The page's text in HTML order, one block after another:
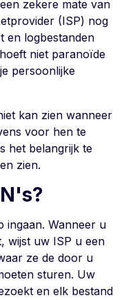
zekere mate van
(ISP) nog
en logbestanden
niet paranoïde
persoonlijke
kan zien wanneer
voor hen te
het belangrijk te
zien.
ingaan. Wanneer u
wijst uw ISP u een
ze de door u
sturen. Uw
en elk bestand